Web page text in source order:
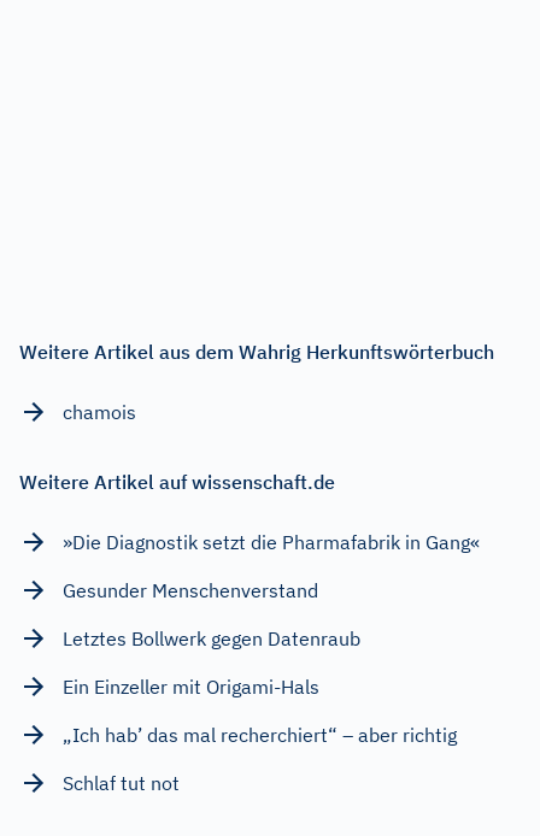
Weitere Artikel aus dem Wahrig Herkunftswörterbuch
chamois
Weitere Artikel auf wissenschaft.de
»Die Diagnostik setzt die Pharmafabrik in Gang«
Gesunder Menschenverstand
Letztes Bollwerk gegen Datenraub
Ein Einzeller mit Origami-Hals
„Ich hab’ das mal recherchiert“ – aber richtig
Schlaf tut not